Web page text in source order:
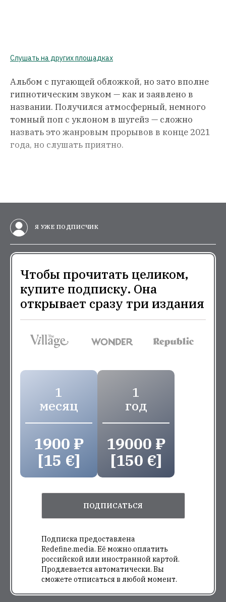
Слушать на других площадках
Альбом с пугающей обложкой, но зато вполне
гипнотическим звуком — как и заявлено в
названии. Получился атмосферный, немного
томный поп с уклоном в шугейз — сложно
назвать это жанровым прорывов в конце 2021
года, но слушать приятно.
Я УЖЕ ПОДПИСЧИК
Чтобы прочитать целиком,
купите подписку. Она
открывает сразу три издания
1
месяц
1900 ₽
[15 €]
1
год
19000 ₽
[150 €]
ПОДПИСАТЬСЯ
Подписка предоставлена
Redefine.media. Её можно оплатить
российской или иностранной картой.
Продлевается автоматически. Вы
сможете отписаться в любой момент.